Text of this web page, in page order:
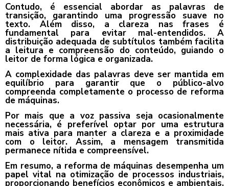
Contudo, é essencial abordar as palavras de
transição, garantindo uma progressão suave no
texto. Além disso, a clareza nas frases é
fundamental para evitar mal-entendidos. A
distribuição adequada de subtítulos também facilita
a leitura e compreensão do conteúdo, guiando o
leitor de forma lógica e organizada.
A complexidade das palavras deve ser mantida em
equilíbrio para garantir que o público-alvo
compreenda completamente o processo de reforma
de máquinas.
Por mais que a voz passiva seja ocasionalmente
necessária, é preferível optar por uma estrutura
mais ativa para manter a clareza e a proximidade
com o leitor. Assim, a mensagem transmitida
permanece nítida e compreensível.
Em resumo, a reforma de máquinas desempenha um
papel vital na otimização de processos industriais,
proporcionando benefícios econômicos e ambientais.